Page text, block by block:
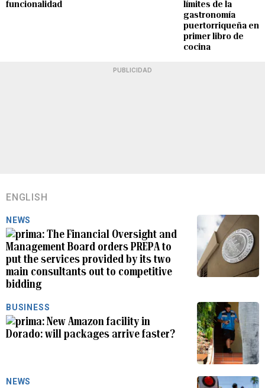
funcionalidad
límites de la
gastronomía
puertorriqueña en
primer libro de
cocina
PUBLICIDAD
ENGLISH
NEWS
The Financial Oversight and
Management Board orders PREPA to
put the services provided by its two
main consultants out to competitive
bidding
BUSINESS
New Amazon facility in
Dorado: will packages arrive faster?
NEWS